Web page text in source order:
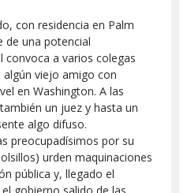
con residencia en Palm
de una potencial
convoca a varios colegas
viejo amigo con
en Washington. A las
un juez y hasta un
algo difuso.
preocupadísimos por su
urden maquinaciones
pública y, llegado el